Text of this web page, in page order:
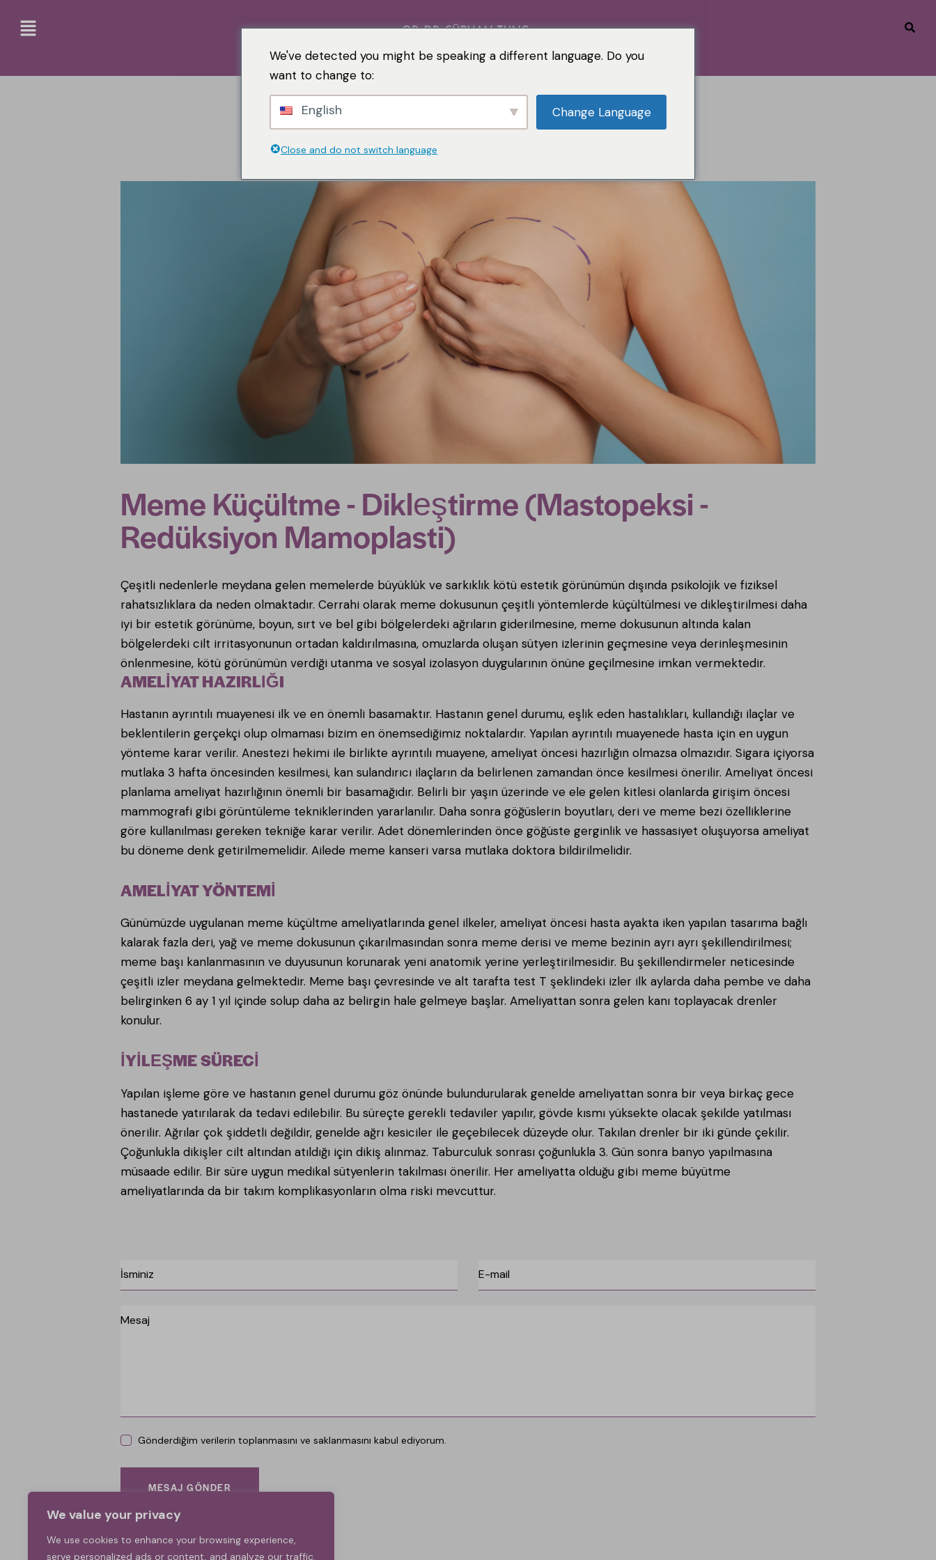
We value your privacy
We use cookies to enhance your browsing experience,
serve personalized ads or content, and analyze our traffic.
Meme Küçültme - Dikleştirme (Mastopeksi -
Redüksiyon Mamoplasti)
Çeşitli nedenlerle meydana gelen memelerde büyüklük ve sarkıklık kötü estetik görünümün dışında psikolojik ve fiziksel
rahatsızlıklara da neden olmaktadır. Cerrahi olarak meme dokusunun çeşitli yöntemlerde küçültülmesi ve dikleştirilmesi daha
iyi bir estetik görünüme, boyun, sırt ve bel gibi bölgelerdeki ağrıların giderilmesine, meme dokusunun altında kalan
bölgelerdeki cilt irritasyonunun ortadan kaldırılmasına, omuzlarda oluşan sütyen izlerinin geçmesine veya derinleşmesinin
önlenmesine, kötü görünümün verdiği utanma ve sosyal izolasyon duygularının önüne geçilmesine imkan vermektedir.
AMELİYAT HAZIRLIĞI
Hastanın ayrıntılı muayenesi ilk ve en önemli basamaktır. Hastanın genel durumu, eşlik eden hastalıkları, kullandığı ilaçlar ve
beklentilerin gerçekçi olup olmaması bizim en önemsediğimiz noktalardır. Yapılan ayrıntılı muayenede hasta için en uygun
yönteme karar verilir. Anestezi hekimi ile birlikte ayrıntılı muayene, ameliyat öncesi hazırlığın olmazsa olmazıdır. Sigara içiyorsa
mutlaka 3 hafta öncesinden kesilmesi, kan sulandırıcı ilaçların da belirlenen zamandan önce kesilmesi önerilir. Ameliyat öncesi
planlama ameliyat hazırlığının önemli bir basamağıdır. Belirli bir yaşın üzerinde ve ele gelen kitlesi olanlarda girişim öncesi
mammografi gibi görüntüleme tekniklerinden yararlanılır. Daha sonra göğüslerin boyutları, deri ve meme bezi özelliklerine
göre kullanılması gereken tekniğe karar verilir. Adet dönemlerinden önce göğüste gerginlik ve hassasiyet oluşuyorsa ameliyat
bu döneme denk getirilmemelidir. Ailede meme kanseri varsa mutlaka doktora bildirilmelidir.
AMELİYAT YÖNTEMİ
Günümüzde uygulanan meme küçültme ameliyatlarında genel ilkeler, ameliyat öncesi hasta ayakta iken yapılan tasarıma bağlı
kalarak fazla deri, yağ ve meme dokusunun çıkarılmasından sonra meme derisi ve meme bezinin ayrı ayrı şekillendirilmesi;
meme başı kanlanmasının ve duyusunun korunarak yeni anatomik yerine yerleştirilmesidir. Bu şekillendirmeler neticesinde
çeşitli izler meydana gelmektedir. Meme başı çevresinde ve alt tarafta test T şeklindeki izler ilk aylarda daha pembe ve daha
belirginken 6 ay 1 yıl içinde solup daha az belirgin hale gelmeye başlar. Ameliyattan sonra gelen kanı toplayacak drenler
konulur.
İYİLEŞME SÜRECİ
Yapılan işleme göre ve hastanın genel durumu göz önünde bulundurularak genelde ameliyattan sonra bir veya birkaç gece
hastanede yatırılarak da tedavi edilebilir. Bu süreçte gerekli tedaviler yapılır, gövde kısmı yüksekte olacak şekilde yatılması
önerilir. Ağrılar çok şiddetli değildir, genelde ağrı kesiciler ile geçebilecek düzeyde olur. Takılan drenler bir iki günde çekilir.
Çoğunlukla dikişler cilt altından atıldığı için dikiş alınmaz. Taburculuk sonrası çoğunlukla 3. Gün sonra banyo yapılmasına
müsaade edilir. Bir süre uygun medikal sütyenlerin takılması önerilir. Her ameliyatta olduğu gibi meme büyütme
ameliyatlarında da bir takım komplikasyonların olma riski mevcuttur.
Gönderdiğim verilerin toplanmasını ve saklanmasını kabul ediyorum.
MESAJ GÖNDER
We've detected you might be speaking a different language. Do you
want to change to:
English Change Language
Close and do not switch language